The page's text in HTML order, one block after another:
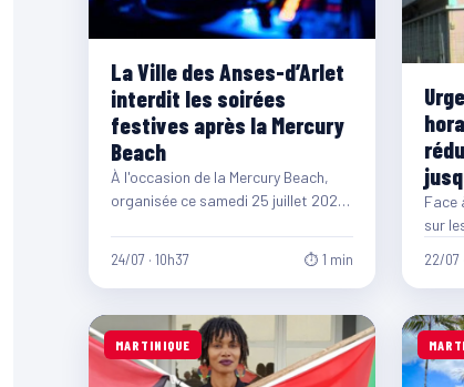
La Ville des Anses-d’Arlet
interdit les soirées
festives après la Mercury
Beach
À l'occasion de la Mercury Beach,
organisée ce samedi 25 juillet 2026,
24/07 · 10h37 ⏱ 1 min
Face
sur
22/07
MARTINIQUE